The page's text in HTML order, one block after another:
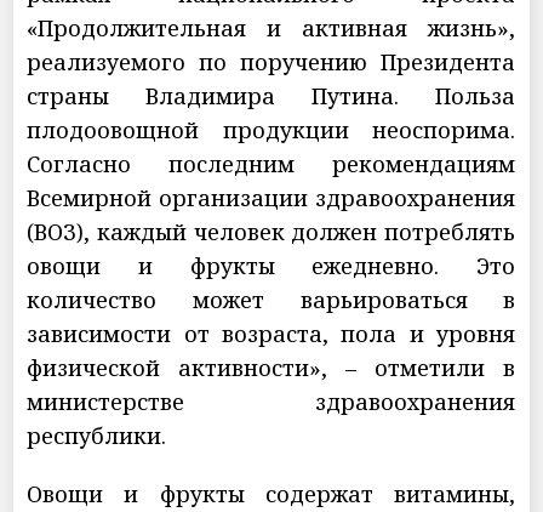
«Продолжительная и активная жизнь»,
реализуемого по поручению Президента
страны Владимира Путина. Польза
плодоовощной продукции неоспорима.
Согласно последним рекомендациям
Всемирной организации здравоохранения
(ВОЗ), каждый человек должен потреблять
овощи и фрукты ежедневно. Это
количество может варьироваться в
зависимости от возраста, пола и уровня
физической активности», – отметили в
министерстве здравоохранения
республики.
Овощи и фрукты содержат витамины,